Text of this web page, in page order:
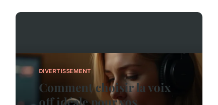
DIVERTISSEMENT
Comment choisir la voix
off idéale pour vos